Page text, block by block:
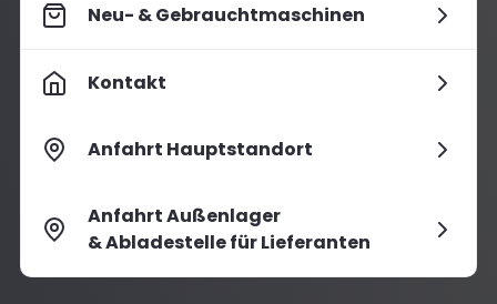
Neu- & Gebrauchtmaschinen
Kontakt
Anfahrt Hauptstandort
Anfahrt Außenlager
& Abladestelle für Lieferanten